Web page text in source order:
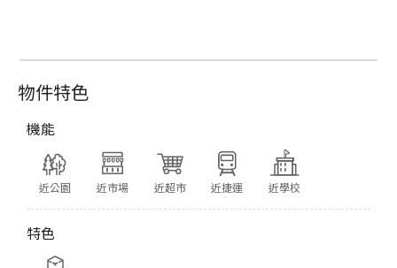
物件特色
機能
近公園 近市場 近超市 近捷運 近學校
特色